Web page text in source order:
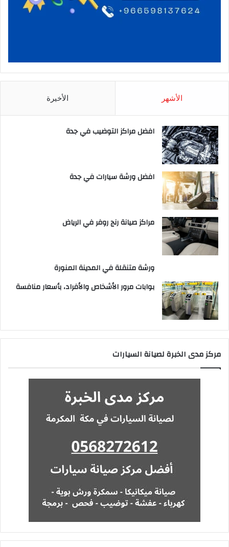
الأشهر الأخيرة
افضل مراكز التوضيب في جدة
افضل ورشة سيارات في جدة
مراكز صيانة رنج روفر في الرياض
ورشة متنقلة في المدينة المنورة
بوابات مرور الأشخاص والأفراد، بأسعار منافسة
مركز مدى الخبرة لصيانة السيارات